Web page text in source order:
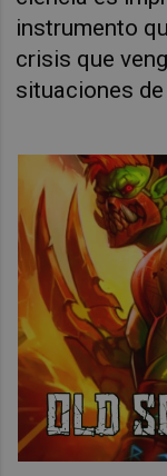
instrumento
crisis que
situaciones de